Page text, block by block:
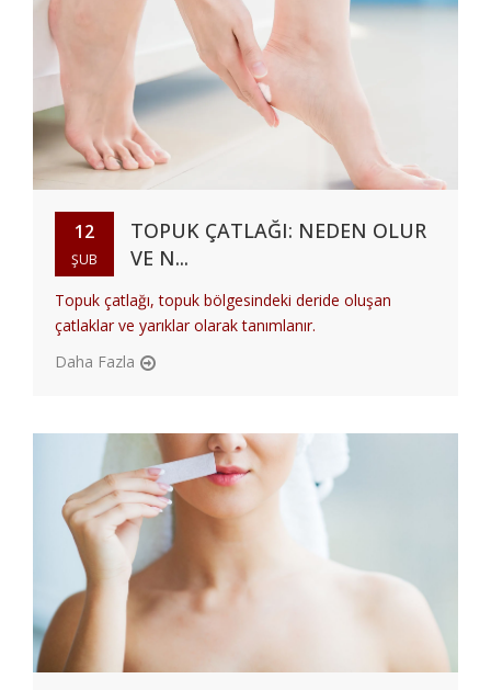
12
ŞUB
TOPUK ÇATLAĞI: NEDEN OLUR
VE N...
Topuk çatlağı, topuk bölgesindeki deride oluşan
çatlaklar ve yarıklar olarak tanımlanır.
Daha Fazla